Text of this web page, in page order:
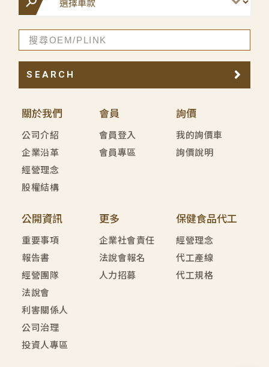
關於我們
公司介紹
企業沿革
經營理念
股權結構
會員
會員登入
會員專區
詢價
我的詢價車
詢價說明
公開資訊
重要事項
報告書
經營團隊
法說會
利害關係人
公司治理
投資人專區
更多
企業社會責任
法說會報名
人力招募
保健食品代工
經營理念
代工產線
代工規格
SEARCH